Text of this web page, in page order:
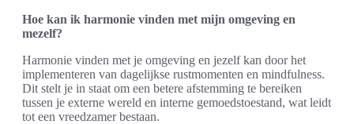
Hoe kan ik harmonie vinden met mijn omgeving en
mezelf?
Harmonie vinden met je omgeving en jezelf kan door het
implementeren van dagelijkse rustmomenten en mindfulness.
Dit stelt je in staat om een betere afstemming te bereiken
tussen je externe wereld en interne gemoedstoestand, wat leidt
tot een vreedzamer bestaan.